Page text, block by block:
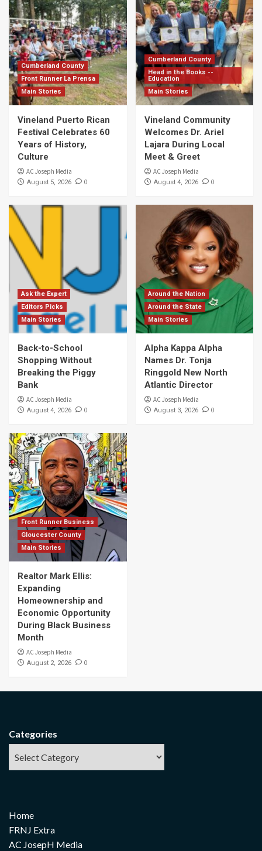
Cumberland County
Front Runner La Prensa
Main Stories
Vineland Puerto Rican
Festival Celebrates 60
Years of History,
Culture
AC Joseph Media
August 5, 2026 0
Cumberland County
Head in the Books --
Education
Main Stories
Vineland Community
Welcomes Dr. Ariel
Lajara During Local
Meet & Greet
AC Joseph Media
August 4, 2026 0
Ask the Expert
Editors Picks
Main Stories
Back-to-School
Shopping Without
Breaking the Piggy
Bank
AC Joseph Media
August 4, 2026 0
Around the Nation
Around the State
Main Stories
Alpha Kappa Alpha
Names Dr. Tonja
Ringgold New North
Atlantic Director
AC Joseph Media
August 3, 2026 0
Front Runner Business
Gloucester County
Main Stories
Realtor Mark Ellis:
Expanding
Homeownership and
Economic Opportunity
During Black Business
Month
AC Joseph Media
August 2, 2026 0
Categories
Home
FRNJ Extra
AC JosepH Media